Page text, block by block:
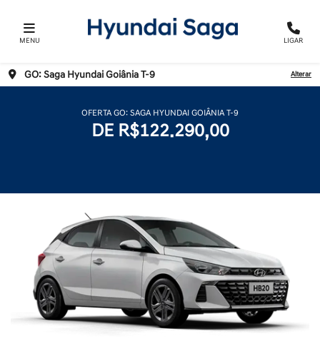
MENU LIGAR
GO: Saga Hyundai Goiânia T-9 Alterar
OFERTA GO: SAGA HYUNDAI GOIÂNIA T-9
DE R$122.290,00